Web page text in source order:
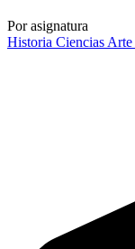
Por asignatura
Historia Ciencias Arte